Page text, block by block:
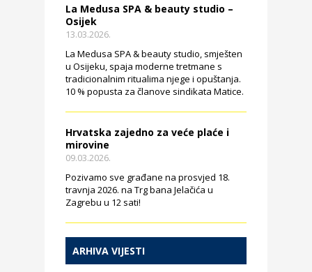
La Medusa SPA & beauty studio –
Osijek
13.03.2026.
La Medusa SPA & beauty studio, smješten
u Osijeku, spaja moderne tretmane s
tradicionalnim ritualima njege i opuštanja.
10 % popusta za članove sindikata Matice.
Hrvatska zajedno za veće plaće i
mirovine
09.03.2026.
Pozivamo sve građane na prosvjed 18.
travnja 2026. na Trg bana Jelačića u
Zagrebu u 12 sati!
ARHIVA VIJESTI